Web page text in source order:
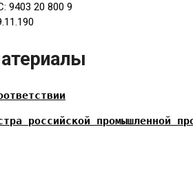
20 800 9
российской промышленной